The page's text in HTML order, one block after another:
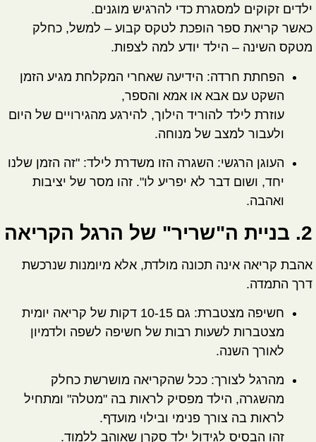
ילדים זקוקים למסגרת כדי להרגיש מוגנים.
כאשר קריאת ספר הופכת לטקס קבוע – למשל, כחלק
מטקס השינה – הילד יודע למה לצפות.
הפחתת חרדה: הידיעה שאחרי המקלחת מגיע הזמן
השקט עם אבא או אמא והספר,
עוזרת לילד להוריד הילוך, להירגע מהגירויים של היום
ולעבור למצב של מנוחה.
העוגן הרגשי: השגרה הזו משדרת לילד: "זה הזמן שלנו
יחד, ושום דבר לא יפריע לו". זהו מסר של יציבות
ואהבה.
2. בניית ה"שריר" של הרגל הקריאה
אהבת קריאה אינה תכונה מולדת, אלא מיומנות שנרכשת
דרך התמדה.
חשיפה מצטברת:
גם 10-15 דקות של קריאה יומית
מצטברות לשעות רבות של חשיפה לשפה ולדמיון
לאורך השנה.
מהרגל לצורך: ככל שהקריאה מושרשת כחלק
מהשגרה, הילד מפסיק לראות בה "מטלה" ומתחיל
לראות בה צורך פנימי ובילוי מועדף.
זהו הבסיס לגידול ילד סקרן שאוהב ללמוד.